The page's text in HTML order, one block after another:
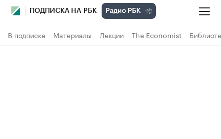
ПОДПИСКА НА РБК
В подписке Материалы Лекции The Economist